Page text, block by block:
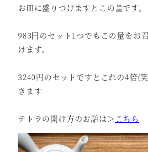
お皿に盛りつけますとこの量です。
983円のセット1つでもこの量をお
けます。
3240円のセットですとこれの4倍(
きます
テトラの開け方のお話は＞ こちら